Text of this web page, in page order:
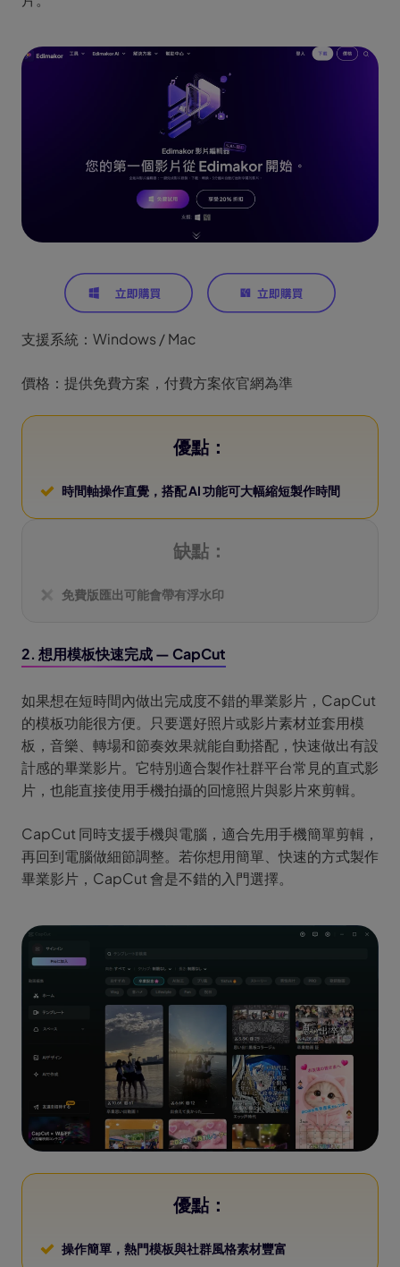
支援系統：Windows / Mac
價格：提供免費方案，付費方案依官網為準
優點：
時間軸操作直覺，搭配 AI 功能可大幅縮短製作時間
缺點：
免費版匯出可能會帶有浮水印
2. 想用模板快速完成 — CapCut
如果想在短時間內做出完成度不錯的畢業影片，CapCut
的模板功能很方便。只要選好照片或影片素材並套用模
板，音樂、轉場和節奏效果就能自動搭配，快速做出有設
計感的畢業影片。它特別適合製作社群平台常見的直式影
片，也能直接使用手機拍攝的回憶照片與影片來剪輯。
CapCut 同時支援手機與電腦，適合先用手機簡單剪輯，
再回到電腦做細節調整。若你想用簡單、快速的方式製作
畢業影片，CapCut 會是不錯的入門選擇。
優點：
操作簡單，熱門模板與社群風格素材豐富